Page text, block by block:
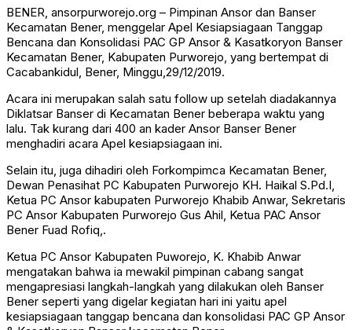
BENER, ansorpurworejo.org – Pimpinan Ansor dan Banser
Kecamatan Bener, menggelar Apel Kesiapsiagaan Tanggap
Bencana dan Konsolidasi PAC GP Ansor & Kasatkoryon Banser
Kecamatan Bener, Kabupaten Purworejo, yang bertempat di
Cacabankidul, Bener, Minggu,29/12/2019.
Acara ini merupakan salah satu follow up setelah diadakannya
Diklatsar Banser di Kecamatan Bener beberapa waktu yang
lalu. Tak kurang dari 400 an kader Ansor Banser Bener
menghadiri acara Apel kesiapsiagaan ini.
Selain itu, juga dihadiri oleh Forkompimca Kecamatan Bener,
Dewan Penasihat PC Kabupaten Purworejo KH. Haikal S.Pd.I,
Ketua PC Ansor kabupaten Purworejo Khabib Anwar, Sekretaris
PC Ansor Kabupaten Purworejo Gus Ahil, Ketua PAC Ansor
Bener Fuad Rofiq,.
Ketua PC Ansor Kabupaten Puworejo, K. Khabib Anwar
mengatakan bahwa ia mewakil pimpinan cabang sangat
mengapresiasi langkah-langkah yang dilakukan oleh Banser
Bener seperti yang digelar kegiatan hari ini yaitu apel
kesiapsiagaan tanggap bencana dan konsolidasi PAC GP Ansor